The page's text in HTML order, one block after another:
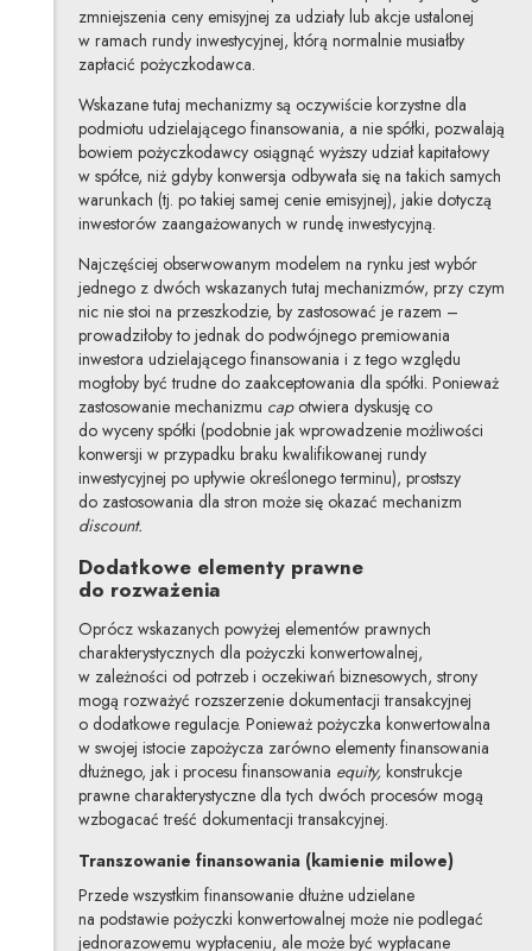
zmniejszenia ceny emisyjnej za udziały lub akcje ustalonej
w ramach rundy inwestycyjnej, którą normalnie musiałby
zapłacić pożyczkodawca.
Wskazane tutaj mechanizmy są oczywiście korzystne dla
podmiotu udzielającego finansowania, a nie spółki, pozwalają
bowiem pożyczkodawcy osiągnąć wyższy udział kapitałowy
w spółce, niż gdyby konwersja odbywała się na takich samych
warunkach (tj. po takiej samej cenie emisyjnej), jakie dotyczą
inwestorów zaangażowanych w rundę inwestycyjną.
Najczęściej obserwowanym modelem na rynku jest wybór
jednego z dwóch wskazanych tutaj mechanizmów, przy czym
nic nie stoi na przeszkodzie, by zastosować je razem –
prowadziłoby to jednak do podwójnego premiowania
inwestora udzielającego finansowania i z tego względu
mogłoby być trudne do zaakceptowania dla spółki. Ponieważ
zastosowanie mechanizmu capotwiera dyskusję co
do wyceny spółki (podobnie jak wprowadzenie możliwości
konwersji w przypadku braku kwalifikowanej rundy
inwestycyjnej po upływie określonego terminu), prostszy
do zastosowania dla stron może się okazać mechanizm
discount.
Dodatkowe elementy prawne
do rozważenia
Oprócz wskazanych powyżej elementów prawnych
charakterystycznych dla pożyczki konwertowalnej,
w zależności od potrzeb i oczekiwań biznesowych, strony
mogą rozważyć rozszerzenie dokumentacji transakcyjnej
o dodatkowe regulacje. Ponieważ pożyczka konwertowalna
w swojej istocie zapożycza zarówno elementy finansowania
dłużnego, jak i procesu finansowania equity, konstrukcje
prawne charakterystyczne dla tych dwóch procesów mogą
wzbogacać treść dokumentacji transakcyjnej.
Transzowanie finansowania (kamienie milowe)
Przede wszystkim finansowanie dłużne udzielane
na podstawie pożyczki konwertowalnej może nie podlegać
jednorazowemu wypłaceniu, ale może być wypłacane